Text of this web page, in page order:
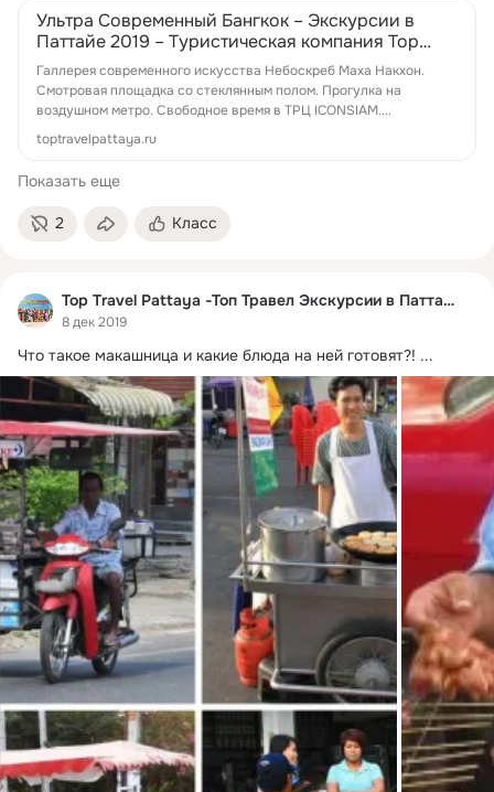
Ультра Современный Бангкок – Экскурсии в
Паттайе 2019 – Туристическая компания Top
Travel Pattaya
Галлерея современного искусства Небоскреб Маха Накхон.
Смотровая площадка со стеклянным полом. Прогулка на
воздушном метро. Свободное время в ТРЦ ICONSIAM....
toptravelpattaya.ru
Показать еще
2 Класс
Top Travel Pattaya -Топ Травел Экскурсии в Паттайе
8 дек 2019
Что такое макашница и какие блюда на ней готовят?! ...